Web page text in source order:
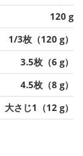
120 g
1/3枚（120 g）
3.5枚（6 g）
4.5枚（8 g）
大さじ1（12 g）